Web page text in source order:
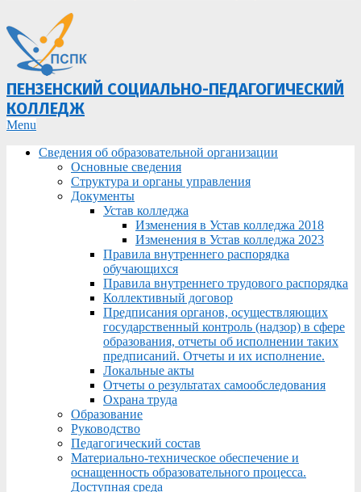
ПЕНЗЕНСКИЙ СОЦИАЛЬНО-ПЕДАГОГИЧЕСКИЙ
КОЛЛЕДЖ
Primary
Menu
Menu
Сведения об образовательной организации
Основные сведения
Структура и органы управления
Документы
Устав колледжа
Изменения в Устав колледжа 2018
Изменения в Устав колледжа 2023
Правила внутреннего распорядка
обучающихся
Правила внутреннего трудового распорядка
Коллективный договор
Предписания органов, осуществляющих
государственный контроль (надзор) в сфере
образования, отчеты об исполнении таких
предписаний. Отчеты и их исполнение.
Локальные акты
Отчеты о результатах самообследования
Охрана труда
Образование
Руководство
Педагогический состав
Материально-техническое обеспечение и
оснащенность образовательного процесса.
Доступная среда